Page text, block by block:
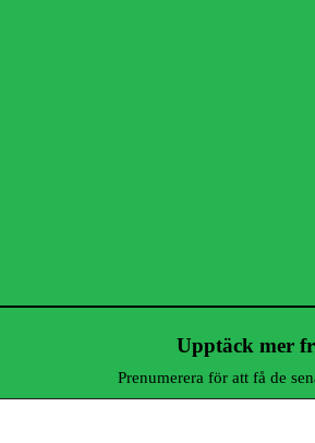
Upptäck mer
Prenumerera för att få de